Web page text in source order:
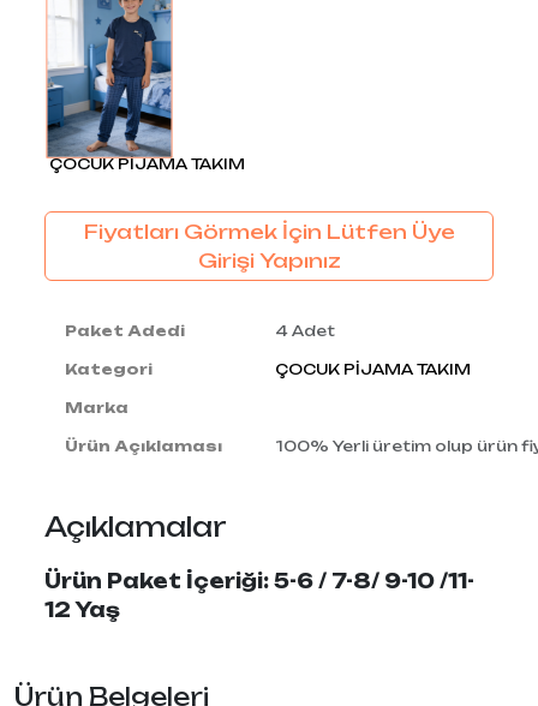
ÇOCUK PİJAMA TAKIM
Fiyatları Görmek İçin Lütfen Üye
Girişi Yapınız
Paket Adedi 4 Adet
Kategori ÇOCUK PİJAMA TAKIM
Marka
Ürün Açıklaması 100% Yerli üretim olup ürün
Açıklamalar
Ürün Paket İçeriği: 5-6 / 7-8/ 9-10 /11-
12 Yaş
Ürün Belgeleri